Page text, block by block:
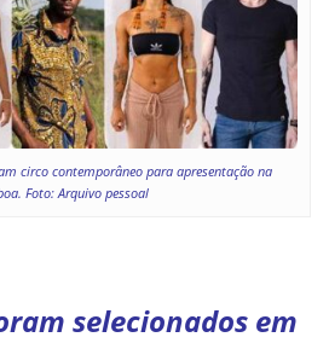
circo contemporâneo para apresentação na
Foto: Arquivo pessoal
selecionados em